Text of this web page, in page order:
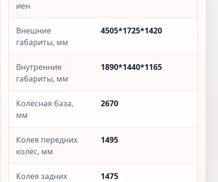
иен
Внешние
габариты, мм
4505*1725*1420
Внутренние
габариты, мм
1890*1440*1165
Колёсная база,
мм
2670
Колея передних
колёс, мм
1495
Колея задних
1475